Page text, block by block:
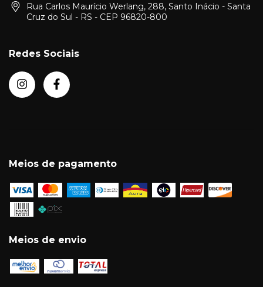
Rua Carlos Maurício Werlang, 288, Santo Inácio - Santa
Cruz do Sul - RS - CEP 96820-800
Redes Sociais
Meios de pagamento
Meios de envio